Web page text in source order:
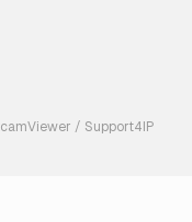
/ Support4IP